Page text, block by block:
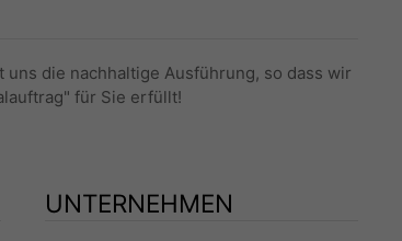
die nachhaltige Ausführung, so dass wir
für Sie erfüllt!
UNTERNEHMEN